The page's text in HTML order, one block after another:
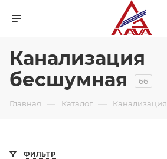
Канализация
бесшумная
66
Главная — Каталог — Канализация
ФИЛЬТР